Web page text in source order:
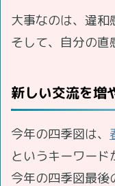
大事なのは、違和
そして、自分の直
新しい交流を増
今年の四季図は、
というキーワード
今年の四季図最後